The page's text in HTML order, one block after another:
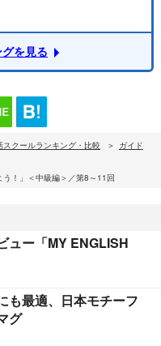
を見る
クールランキング・比較
ガイド
！」＜中級編＞／第8～11回
ュー「MY ENGLISH
も最適、日本モチーフ
グ